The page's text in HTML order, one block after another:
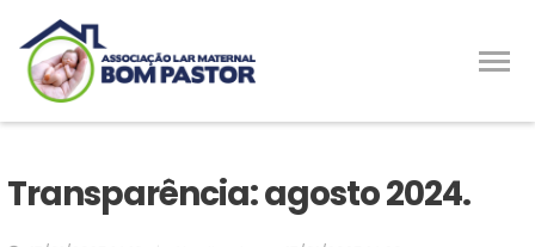
Transparência: agosto 2024.